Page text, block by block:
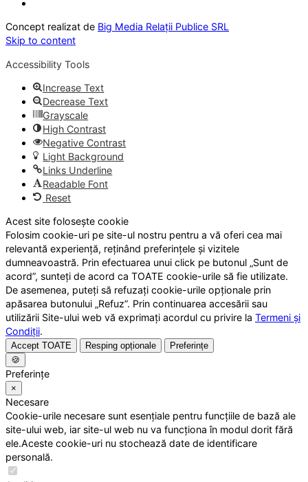
Concept realizat de Big Media Relații Publice SRL
Skip to content
Accessibility Tools
Increase Text
Decrease Text
Grayscale
High Contrast
Negative Contrast
Light Background
Links Underline
Readable Font
Reset
Acest site folosește cookie
Folosim cookie-uri pe site-ul nostru pentru a vă oferi cea mai
relevantă experiență, reținând preferințele și vizitele
dumneavoastră. Prin efectuarea unui click pe butonul „Sunt de
acord”, sunteți de acord ca TOATE cookie-urile să fie utilizate.
De asemenea, puteți să refuzați cookie-urile opționale prin
apăsarea butonului „Refuz”. Prin continuarea accesării sau
utilizării Site-ului web vă exprimați acordul cu privire la Termeni și
Condiții.
Accept TOATE Resping opționale
Preferințe
🍪
Preferințe
×
Necesare
Cookie-urile necesare sunt esențiale pentru funcțiile de bază ale
site-ului web, iar site-ul web nu va funcționa în modul dorit fără
ele.Aceste cookie-uri nu stochează date de identificare
personală.